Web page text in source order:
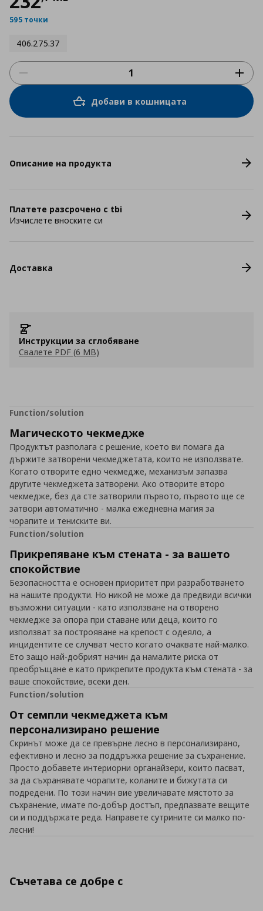
595 точки
406.275.37
Добави в кошницата
Описание на продукта
Платете разсрочено с tbi
Изчислете вноските си
Доставка
Инструкции за сглобяване
Свалете PDF (6 MB)
Function/solution
Магическото чекмедже
Продуктът разполага с решение, което ви помага да
държите затворени чекмеджетата, които не използвате.
Когато отворите едно чекмедже, механизъм запазва
другите чекмеджета затворени. Ако отворите второ
чекмедже, без да сте затворили първото, първото ще се
затвори автоматично - малка ежедневна магия за
чорапите и тениските ви.
Function/solution
Прикрепяване към стената - за вашето
спокойствие
Безопасността е основен приоритет при разработването
на нашите продукти. Но никой не може да предвиди всички
възможни ситуации - като използване на отворено
чекмедже за опора при ставане или деца, които го
използват за построяване на крепост с одеяло, а
инцидентите се случват често когато очаквате най-малко.
Ето защо най-добрият начин да намалите риска от
преобръщане е като прикрепите продукта към стената - за
ваше спокойствие, всеки ден.
Function/solution
От семпли чекмеджета към
персонализирано решение
Скринът може да се превърне лесно в персонализирано,
ефективно и лесно за поддръжка решение за съхранение.
Просто добавете интериорни органайзери, които пасват,
за да съхранявате чорапите, коланите и бижутата си
подредени. По този начин вие увеличавате мястото за
съхранение, имате по-добър достъп, предпазвате вещите
си и поддържате реда. Направете сутрините си малко по-
лесни!
Съчетава се добре с